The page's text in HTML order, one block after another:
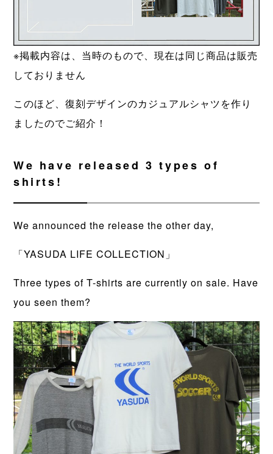
※掲載内容は、当時のもので、現在は同じ商品は販売
しておりません
このほど、復刻デザインのカジュアルシャツを作り
ましたのでご紹介！
We have released 3 types of
shirts!
We announced the release the other day,
「YASUDA LIFE COLLECTION」
Three types of T-shirts are currently on sale. Have
you seen them?